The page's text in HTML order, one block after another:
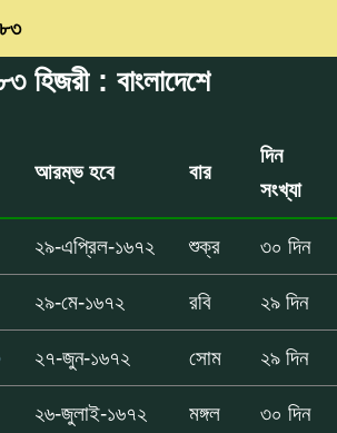
হিজরী : বাংলাদেশে
আরম্ভ হবে বার
দিন
সংখ্যা
২৯-এপ্রিল-১৬৭২ শুক্র ৩০ দিন
২৯-মে-১৬৭২ রবি ২৯ দিন
২৭-জুন-১৬৭২ সোম ২৯ দিন
২৬-জুলাই-১৬৭২ মঙ্গল ৩০ দিন